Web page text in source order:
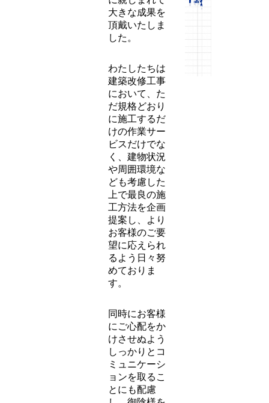
業績を重ねて
参りました。
ビル・官庁・
集合住宅・工
場・学校な
ど、さまざま
な領域にて建
物改修工事を
手がけ、皆様
に親しまれて
大きな成果を
頂戴いたしま
した。
わたしたちは
建築改修工事
において、た
だ規格どおり
に施工するだ
けの作業サー
く、建物状況
や周囲環境な
ども考慮した
上で最良の施
工方法を企画
提案し、より
お客様のご要
望に応えられ